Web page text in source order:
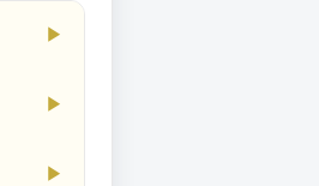
▶
▶
▶